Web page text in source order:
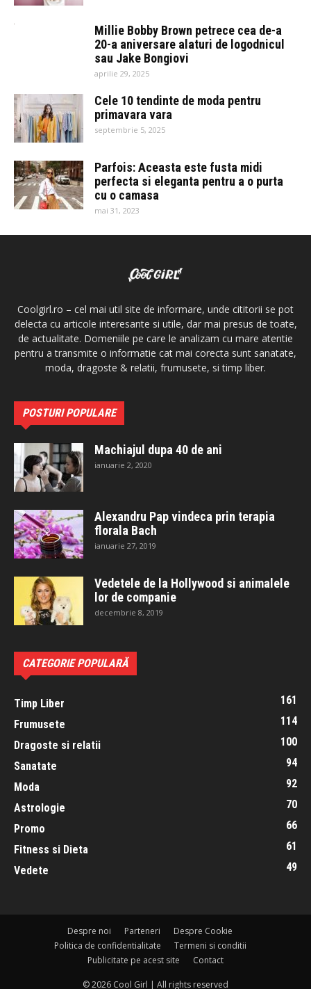
Millie Bobby Brown petrece cea de-a
20-a aniversare alaturi de logodnicul
sau Jake Bongiovi
aprilie 29, 2025
Cele 10 tendinte de moda pentru
primavara vara
septembrie 5, 2025
Parfois: Aceasta este fusta midi
perfecta si eleganta pentru a o purta
cu o camasa
mai 31, 2023
Coolgirl.ro – cel mai util site de informare, unde cititorii se pot
delecta cu articole interesante si utile, dar mai presus de toate,
de actualitate. Domeniile pe care le analizam cu mare atentie
pentru a transmite o informatie cat mai corecta sunt sanatate,
moda, dragoste & relatii, frumusete, si timp liber.
POSTURI POPULARE
Machiajul dupa 40 de ani
ianuarie 2, 2020
Alexandru Pap vindeca prin terapia
florala Bach
ianuarie 27, 2019
Vedetele de la Hollywood si animalele
lor de companie
decembrie 8, 2019
CATEGORIE POPULARĂ
Timp Liber
161
Frumusete
114
Dragoste si relatii
100
Sanatate
94
Moda
92
Astrologie
70
Promo
66
Fitness si Dieta
61
Vedete
49
Despre noi Parteneri
Despre Cookie
Politica de confidentialitate
Termeni si conditii
Publicitate pe acest site
Contact
© 2026 Cool Girl | All rights reserved